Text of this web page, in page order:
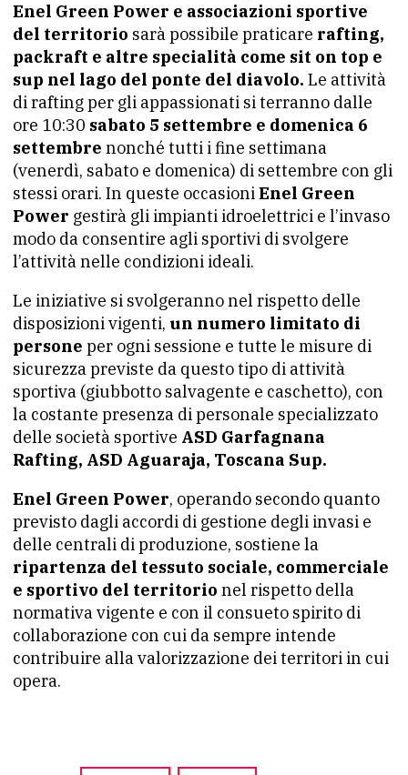
Enel Green Power e associazioni sportive
del territorio sarà possibile praticare rafting,
packraft e altre specialità come sit on top e
sup nel lago del ponte del diavolo. Le attività
di rafting per gli appassionati si terranno dalle
ore 10:30 sabato 5 settembre e domenica 6
settembre nonché tutti i fine settimana
(venerdì, sabato e domenica) di settembre con gli
stessi orari. In queste occasioniEnel Green
Power gestirà gli impianti idroelettrici e l’invaso
modo da consentire agli sportivi di svolgere
l’attività nelle condizioni ideali.
Le iniziative si svolgeranno nel rispetto delle
disposizioni vigenti, un numero limitato di
persone per ogni sessione e tutte le misure di
sicurezza previste da questo tipo di attività
sportiva (giubbotto salvagente e caschetto), con
la costante presenza di personale specializzato
delle società sportive ASD Garfagnana
Rafting, ASD Aguaraja, Toscana Sup.
Enel Green Power, operando secondo quanto
previsto dagli accordi di gestione degli invasi e
delle centrali di produzione, sostiene la
ripartenza del tessuto sociale, commerciale
e sportivo del territorio nel rispetto della
normativa vigente e con il consueto spirito di
collaborazione con cui da sempre intende
contribuire alla valorizzazione dei territori in cui
opera.